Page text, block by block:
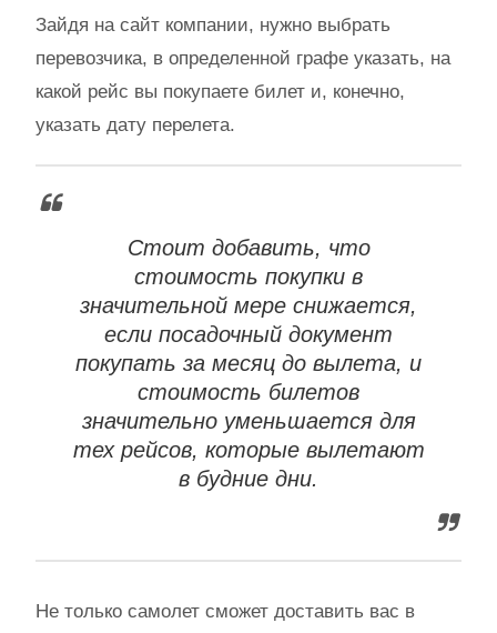
Зайдя на сайт компании, нужно выбрать
перевозчика, в определенной графе указать, на
какой рейс вы покупаете билет и, конечно,
указать дату перелета.
Стоит добавить, что
стоимость покупки в
значительной мере снижается,
если посадочный документ
покупать за месяц до вылета, и
стоимость билетов
значительно уменьшается для
тех рейсов, которые вылетают
в будние дни.
Не только самолет сможет доставить вас в